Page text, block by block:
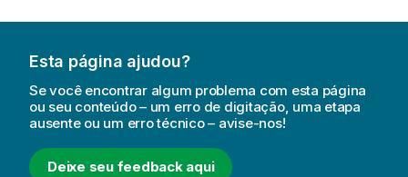
Esta página ajudou?
Se você encontrar algum problema com esta página
ou seu conteúdo – um erro de digitação, uma etapa
ausente ou um erro técnico – avise-nos!
Deixe seu feedback aqui